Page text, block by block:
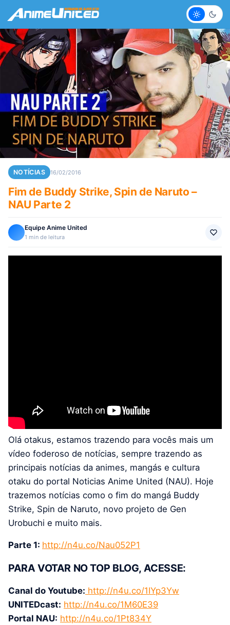
Claro
NOTÍCIAS 16/02/2016
Fim de Buddy Strike, Spin de Naruto –
NAU Parte 2
Equipe Anime United
1 min de leitura
Olá otakus, estamos trazendo para vocês mais um
vídeo foderoso de notícias, sempre trazendo as
principais notícias da animes, mangás e cultura
otaku do portal Noticias Anime United (NAU). Hoje
trazemos notícias como o fim do mangá Buddy
Strike, Spin de Naruto, novo projeto de Gen
Urobuchi e muito mais.
Parte 1: http://n4u.co/Nau052P1
PARA VOTAR NO TOP BLOG, ACESSE:
Canal do Youtube: http://n4u.co/1IYp3Yw
UNITEDcast: http://n4u.co/1M60E39
Portal NAU: http://n4u.co/1Pt834Y